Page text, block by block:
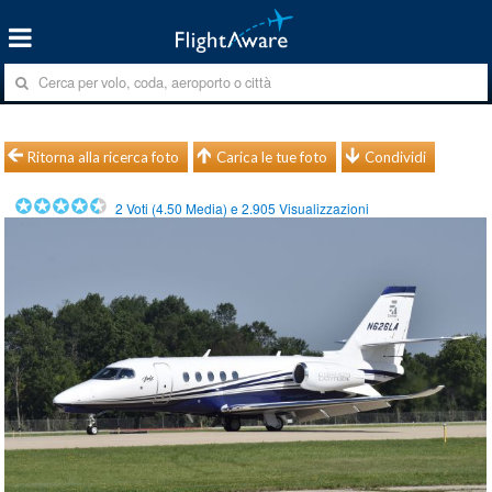
Ritorna alla ricerca foto Carica le tue foto Condividi
2 Voti (4.50 Media) e2.905 Visualizzazioni